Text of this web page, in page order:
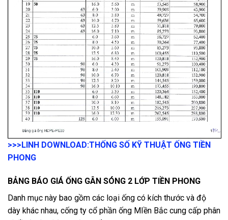
>>>LINH DOWNLOAD:THỐNG SỐ KỸ THUẬT ỐNG TIỀN
PHONG
BẢNG BÁO GIÁ ỐNG GÂN SÓNG 2 LỚP TIỀN PHONG
Danh mục này bao gồm các loại ống có kích thước và độ
dày khác nhau, cống ty cổ phần ống MIền Bắc cung cấp phân